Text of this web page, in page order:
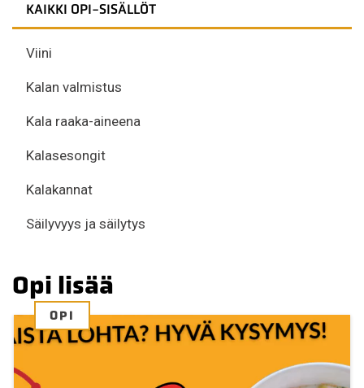
KAIKKI OPI-SISÄLLÖT
Viini
Kalan valmistus
Kala raaka-aineena
Kalasesongit
Kalakannat
Säilyvyys ja säilytys
Opi lisää
OPI